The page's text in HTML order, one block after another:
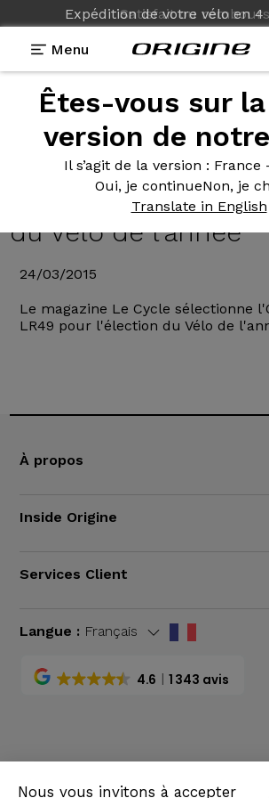
Nous vous invitons à accepter
Satisfait ou
Expédition de votre véloen4
Menu
Êtes-vous sur
version de
Il s’agit de la version : France
Oui, je continueNon, je
Translate in English
Actualités Origine>L'Origine
L'Origine AxxomeLR
sélectionnné pour
du Vélo de l'année
24/03/2015
Le magazine Le Cycle sélectionne
LR49 pour l'élection du Vélo de
À propos
Inside Origine
Services Client
Langue : Français
4.6 1 343 avis